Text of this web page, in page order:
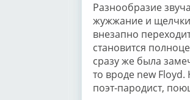
Разнообразие
жужжание и
внезапно
становится
сразу же была
то вроде new
поэт-пародист,